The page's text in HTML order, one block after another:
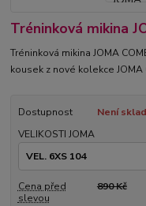
Tréninková mikina
Tréninková mikina JOMA
kousek z nové kolekce JOMA
Dostupnost
Není
VELIKOSTI JOMA
Cena před
slevou
890 Kč